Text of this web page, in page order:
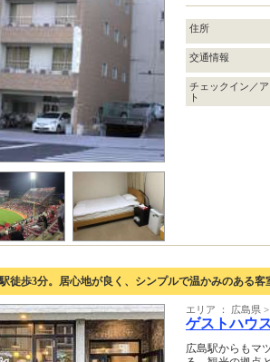
住所
交通情報
チェックイン／
ト
徒歩3分。居心地が良く、シンプルで温かみのある客
エリア ： 広島県
ゲストハウ
広島駅からもマ